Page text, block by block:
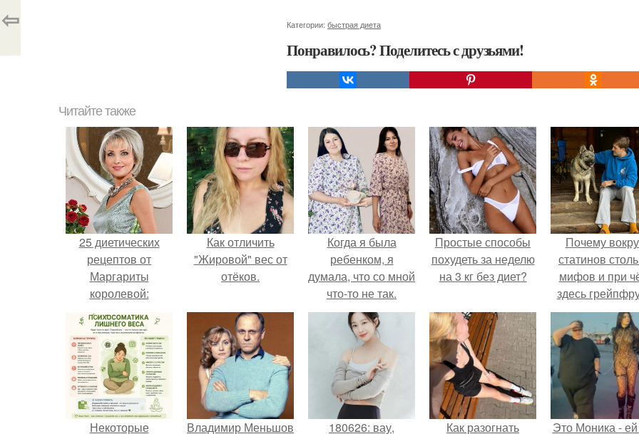
Категории: быстрая диета
Понравилось? Поделитесь с друзьями!
⇦
Читайте также
25 диетических
рецептов от
Маргариты
королевой:
Как отличить
"Жировой" вес от
отёков.
Когда я была
ребенком, я
думала, что со мной
что-то не так.
Простые способы
похудеть за неделю
на 3 кг без диет?
Почему
статинов
мифов и при
здесь
Некоторые Владимир Меньшов 180626: вау, Как разогнать Это Моника -